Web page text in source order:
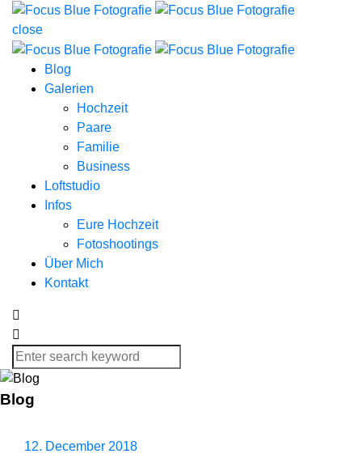
close
Blog
Galerien
Hochzeit
Paare
Familie
Business
Loftstudio
Infos
Eure Hochzeit
Fotoshootings
Über Mich
Kontakt
Blog
12. December 2018